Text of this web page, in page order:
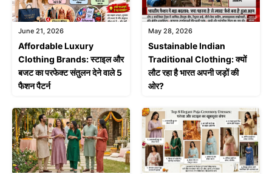
June 21, 2026
Affordable Luxury
Clothing Brands: स्टाइल और
बजट का परफेक्ट संतुलन देने वाले 5
फैशन पैटर्न
May 28, 2026
Sustainable Indian
Traditional Clothing: क्यों
लौट रहा है भारत अपनी जड़ों की
ओर?